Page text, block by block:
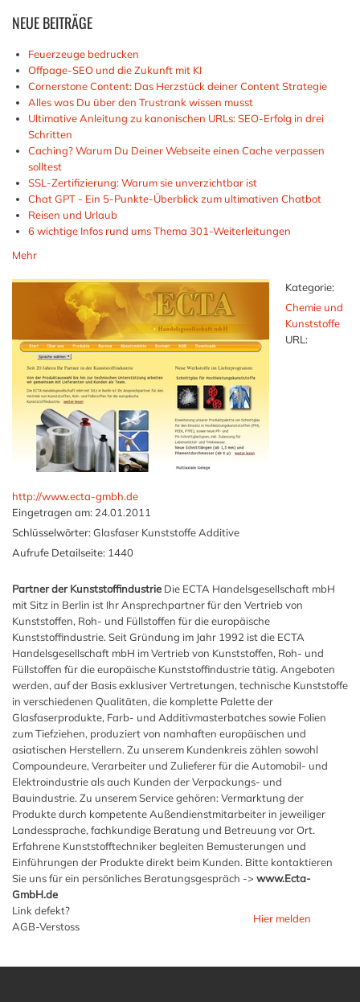
NEUEBEITRÄGE
Feuerzeuge bedrucken
Offpage-SEO und die Zukunft mit KI
Cornerstone Content: Das Herzstück deiner Content Strategie
Alles was Du über den Trustrank wissen musst
Ultimative Anleitung zu kanonischen URLs: SEO-Erfolg in drei
Schritten
Caching? Warum Du Deiner Webseite einen Cache verpassen
solltest
SSL-Zertifizierung: Warum sie unverzichtbar ist
Chat GPT - Ein 5-Punkte-Überblick zum ultimativen Chatbot
Reisen und Urlaub
6 wichtige Infos rund ums Thema 301-Weiterleitungen
Mehr
Kategorie:
Chemie und
Kunststoffe
URL:
http://www.ecta-gmbh.de
Eingetragen am: 24.01.2011
Schlüsselwörter: Glasfaser Kunststoffe Additive
Aufrufe Detailseite: 1440
Partner der Kunststoffindustrie Die ECTA Handelsgesellschaft mbH
mit Sitz in Berlin ist Ihr Ansprechpartner für den Vertrieb von
Kunststoffen, Roh- und Füllstoffen für die europäische
Kunststoffindustrie. Seit Gründung im Jahr 1992 ist die ECTA
Handelsgesellschaft mbH im Vertrieb von Kunststoffen, Roh- und
Füllstoffen für die europäische Kunststoffindustrie tätig. Angeboten
werden, auf der Basis exklusiver Vertretungen, technische Kunststoffe
in verschiedenen Qualitäten, die komplette Palette der
Glasfaserprodukte, Farb- und Additivmasterbatches sowie Folien
zum Tiefziehen, produziert von namhaften europäischen und
asiatischen Herstellern. Zu unserem Kundenkreis zählen sowohl
Compoundeure, Verarbeiter und Zulieferer für die Automobil- und
Elektroindustrie als auch Kunden der Verpackungs- und
Bauindustrie. Zu unserem Service gehören: Vermarktung der
Produkte durch kompetente Außendienstmitarbeiter in jeweiliger
Landessprache, fachkundige Beratung und Betreuung vor Ort.
Erfahrene Kunststofftechniker begleiten Bemusterungen und
Einführungen der Produkte direkt beim Kunden. Bitte kontaktieren
Sie uns für ein persönliches Beratungsgespräch -> www.Ecta-
GmbH.de
Link defekt?
AGB-Verstoss
Hier melden